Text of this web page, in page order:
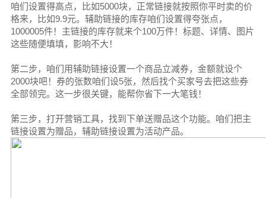
咱们设置得高点，比如5000块，正常链接就按照你平时卖的价
格来，比如9.9元。辅助链接的库存咱们设置得夸张点，
1000005件！主链接的库存就来个100万件！标题、详情、图片
这些随便填填，影响不大！
第二步，咱们用辅助链接设置一个商品立减券，金额就设个
2000块吧！券的张数咱们设5张，然后找个买家号去把这些券
全部领完。这一步很关键，能帮你省下一大笔钱！
第三步，打开营销工具，找到下单送赠品这个功能。咱们把主
链接设置为赠品，辅助链接设置为活动产品。